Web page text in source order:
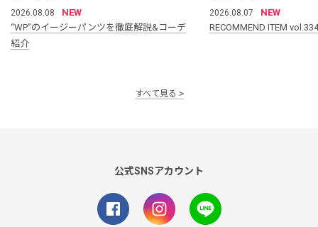
2026.08.08
NEW
“WP”のイージーパンツを徹底解説&コーデ
紹介
2026.08.07
NEW
RECOMMEND ITEM vol.334
すべて見る
公式SNSアカウント